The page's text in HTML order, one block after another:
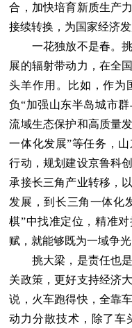
合，加快培育新质生产
接续转换，为国家经济
一花独放不是春。挑
展的辐射带动力，在全
头羊作用。比如，作为
负“加强山东半岛城市
流域生态保护和高质量
一体化发展”等任务，
行动，规划建设京鲁科
承接长三角产业转移，
发展，到长三角一体化
棋”中找准定位，精准
赋，就能够既为一域争
挑大梁，是责任也是
关政策，更好支持经济
说，火车跑得快，全靠
动力分散技术，除了车